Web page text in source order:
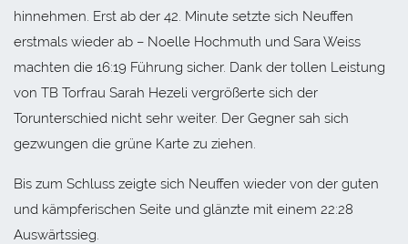
hinnehmen. Erst ab der 42. Minute setzte sich Neuffen
erstmals wieder ab – Noelle Hochmuth und Sara Weiss
machten die 16:19 Führung sicher. Dank der tollen Leistung
von TB Torfrau Sarah Hezeli vergrößerte sich der
Torunterschied nicht sehr weiter. Der Gegner sah sich
gezwungen die grüne Karte zu ziehen.
Bis zum Schluss zeigte sich Neuffen wieder von der guten
und kämpferischen Seite und glänzte mit einem 22:28
Auswärtssieg.